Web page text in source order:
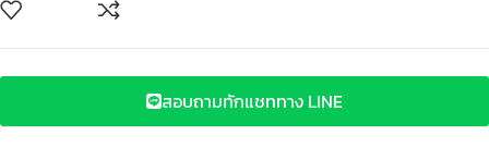
สอบถามทักแชททาง LINE